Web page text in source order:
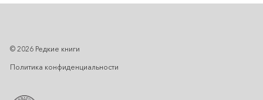
© 2026 Редкие книги
Политика конфиденциальности